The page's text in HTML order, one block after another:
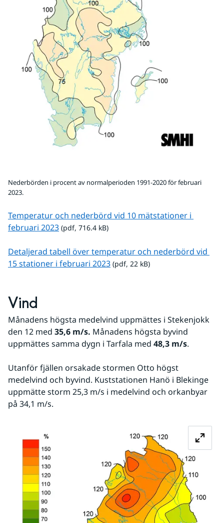
Nederbörden i procent av normalperioden 1991-2020 för februari
2023.
Temperatur och nederbörd vid 10 mätstationer i
februari 2023pdf, 716.4 kB.
(pdf, 716.4 kB)
Detaljerad tabell över temperatur och nederbörd vid
15 stationer i februari 2023pdf, 22 kB.
(pdf, 22 kB)
Vind
Månadens högsta medelvind uppmättes i Stekenjokk
den 12 med 35,6 m/s. Månadens högsta byvind
uppmättes samma dygn i Tarfala med 48,3 m/s.
Utanför fjällen orsakade stormen Otto högst
medelvind och byvind. Kuststationen Hanö i Blekinge
uppmätte storm 25,3 m/s i medelvind och orkanbyar
på 34,1 m/s.